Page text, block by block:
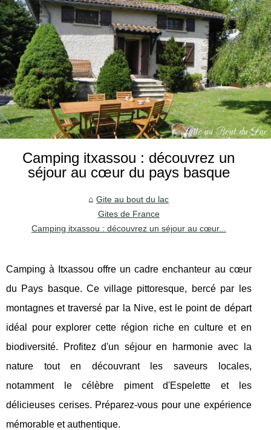
Camping itxassou : découvrez un
séjour au cœur du pays basque
Gite au bout du lac
Gites de France
Camping itxassou : découvrez un séjour au cœur...
Camping à Itxassou offre un cadre enchanteur au cœur
du Pays basque. Ce village pittoresque, bercé par les
montagnes et traversé par la Nive, est le point de départ
idéal pour explorer cette région riche en culture et en
biodiversité. Profitez d'un séjour en harmonie avec la
nature tout en découvrant les saveurs locales,
notamment le célèbre piment d'Espelette et les
délicieuses cerises. Préparez-vous pour une expérience
mémorable et authentique.